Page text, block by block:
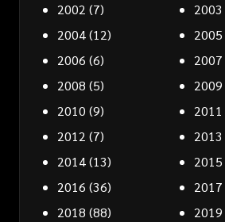
2002 (7) 2003
2004(12) 2005
2006 (6) 2007
2008 (5) 2009
2010 (9) 2011
2012 (7) 2013
2014(13) 2015
2016 (36) 2017
2018 (88) 2019